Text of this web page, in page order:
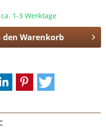
1-3 Werktage
den Warenkorb